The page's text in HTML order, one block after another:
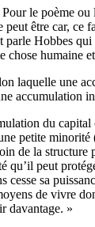
le poème ou
peut être car, ce
parle Hobbes qui
chose humaine
laquelle une
accumulation
du
petite minorité
de la structure
qu’il peut
cesse sa
de vivre
davantage. »